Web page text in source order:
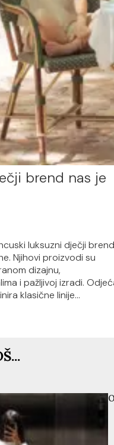
brend nas je
luksuzni dječji brend
Njihovi proizvodi su
dizajnu,
i pažljivoj izradi.
klasične linije...